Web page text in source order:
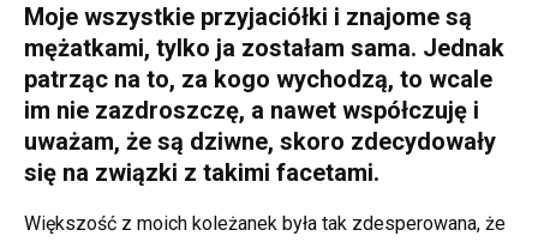
Moje wszystkie przyjaciółki i znajome są
mężatkami, tylko ja zostałam sama. Jednak
patrząc na to, za kogo wychodzą, to wcale
im nie zazdroszczę, a nawet współczuję i
uważam, że są dziwne, skoro zdecydowały
się na związki z takimi facetami.
Większość z moich koleżanek była tak zdesperowana, że